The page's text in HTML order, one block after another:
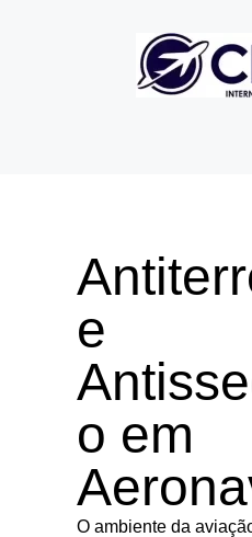
e
o em
O ambiente da